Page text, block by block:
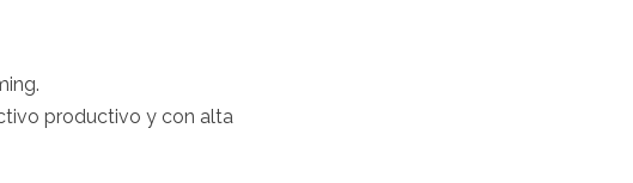
productivo y con alta